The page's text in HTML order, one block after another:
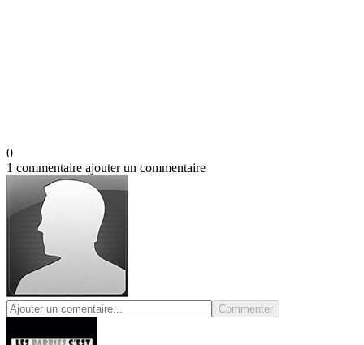
0
1 commentaire ajouter un commentaire
Commenter